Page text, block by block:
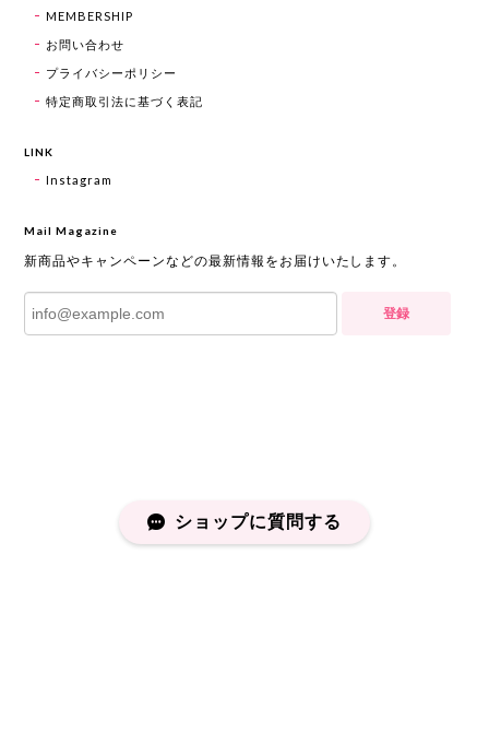
MEMBERSHIP
お問い合わせ
プライバシーポリシー
特定商取引法に基づく表記
LINK
Instagram
Mail Magazine
新商品やキャンペーンなどの最新情報をお届けいたします。
登録
ショップに質問する